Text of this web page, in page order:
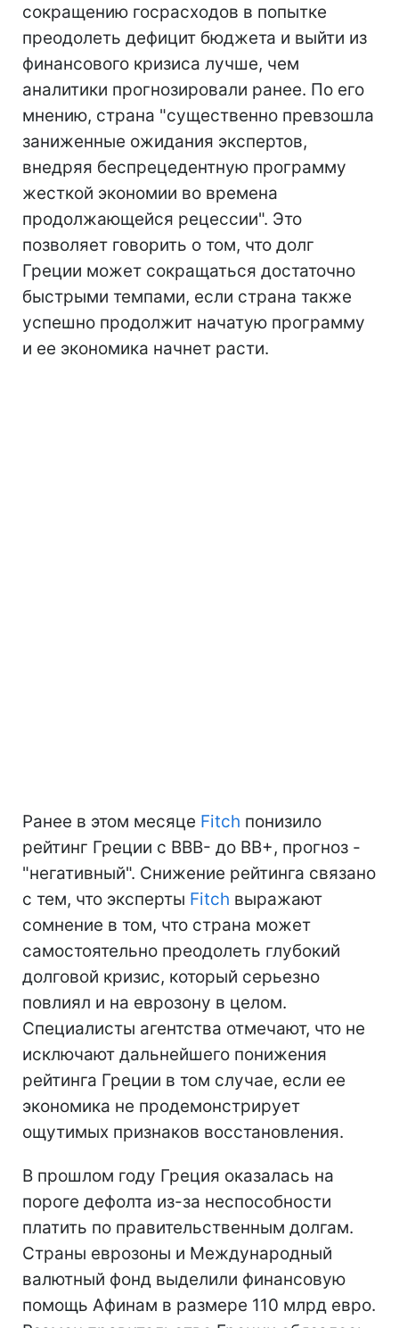
сокращению госрасходов в попытке
преодолеть дефицит бюджета и выйти из
финансового кризиса лучше, чем
аналитики прогнозировали ранее. По его
мнению, страна "существенно превзошла
заниженные ожидания экспертов,
внедряя беспрецедентную программу
жесткой экономии во времена
продолжающейся рецессии". Это
позволяет говорить о том, что долг
Греции может сокращаться достаточно
быстрыми темпами, если страна также
успешно продолжит начатую программу
и ее экономика начнет расти.
Ранее в этом месяце Fitch понизило
рейтинг Греции с BBB- до BB+, прогноз -
"негативный". Снижение рейтинга связано
с тем, что эксперты Fitch выражают
сомнение в том, что страна может
самостоятельно преодолеть глубокий
долговой кризис, который серьезно
повлиял и на еврозону в целом.
Специалисты агентства отмечают, что не
исключают дальнейшего понижения
рейтинга Греции в том случае, если ее
экономика не продемонстрирует
ощутимых признаков восстановления.
В прошлом году Греция оказалась на
пороге дефолта из-за неспособности
платить по правительственным долгам.
Страны еврозоны и Международный
валютный фонд выделили финансовую
помощь Афинам в размере 110 млрд евро.